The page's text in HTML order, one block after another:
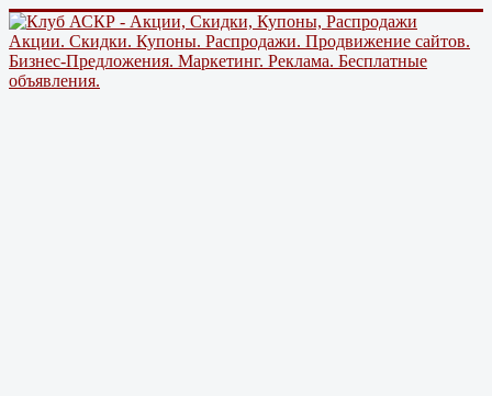
Акции. Скидки. Купоны. Распродажи. Продвижение сайтов.
Бизнес-Предложения. Маркетинг. Реклама. Бесплатные
объявления.